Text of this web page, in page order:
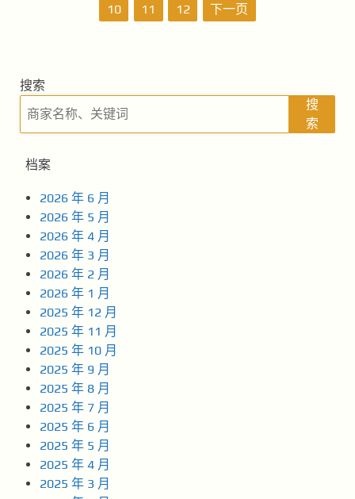
10 11 12 下一页
搜索
搜
索
档案
2026 年 6 月
2026 年 5 月
2026 年 4 月
2026 年 3 月
2026 年 2 月
2026 年 1 月
2025 年 12 月
2025 年 11 月
2025 年 10 月
2025 年 9 月
2025 年 8 月
2025 年 7 月
2025 年 6 月
2025 年 5 月
2025 年 4 月
2025 年 3 月